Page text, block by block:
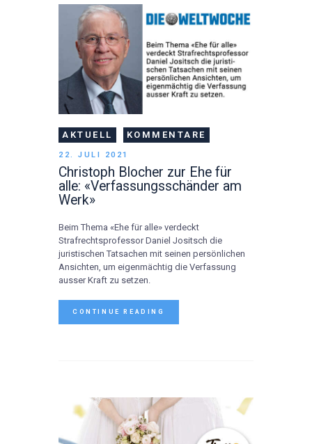
AKTUELL KOMMENTARE
22. JULI 2021
Christoph Blocher zur Ehe für
alle: «Verfassungsschänder am
Werk»
Beim Thema «Ehe für alle» verdeckt
Strafrechtsprofessor Daniel Jositsch die
juristischen Tatsachen mit seinen persönlichen
Ansichten, um eigenmächtig die Verfassung
ausser Kraft zu setzen.
CONTINUE READING